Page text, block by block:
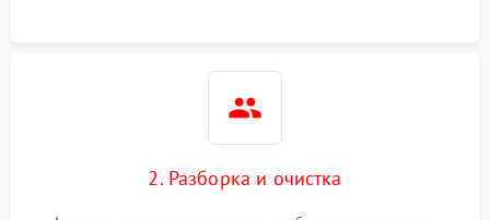
2. Разборка и очистка